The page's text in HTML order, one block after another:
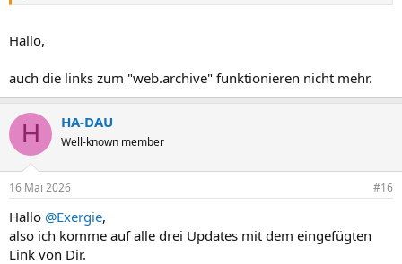
Hallo,
auch die links zum "web.archive" funktionieren nicht mehr.
H HA-DAU
Well-known member
16 Mai 2026 #16
Hallo @Exergie,
also ich komme auf alle drei Updates mit dem eingefügten
Link von Dir.